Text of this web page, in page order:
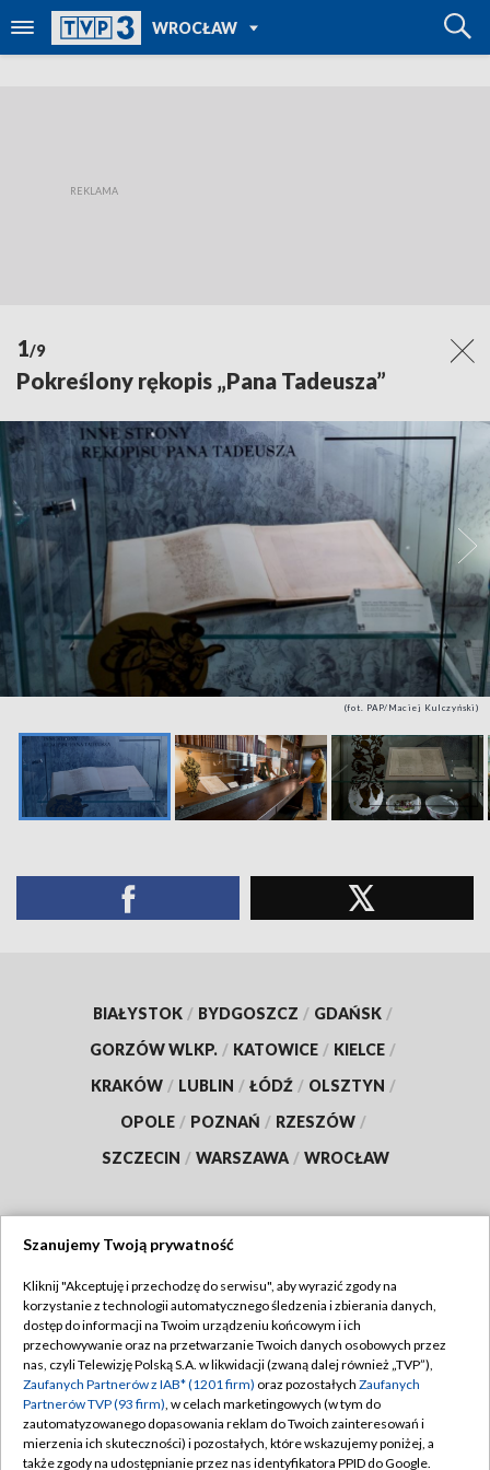
WROCŁAW
TVP REGIONY
1/9
Pokreślony rękopis „Pana Tadeusza”
(fot. PAP/Maciej Kulczyński)
BIAŁYSTOK / BYDGOSZCZ / GDAŃSK /
GORZÓW WLKP. / KATOWICE / KIELCE /
KRAKÓW / LUBLIN / ŁÓDŹ / OLSZTYN /
OPOLE / POZNAŃ / RZESZÓW /
SZCZECIN / WARSZAWA / WROCŁAW
TVP
Abonament TVP
Emisja w TVP
Centrum informacji TVP
Naziemna Telewizja Cyfrowa
Regulamin TVP
Polityka prywatności
Moje zgody
Pomoc
Szanujemy Twoją prywatność
Kliknij "Akceptuję i przechodzę do serwisu", aby wyrazić zgody na
korzystanie z technologii automatycznego śledzenia i zbierania danych,
dostęp do informacji na Twoim urządzeniu końcowym i ich
przechowywanie oraz na przetwarzanie Twoich danych osobowych przez
nas, czyli Telewizję Polską S.A. w likwidacji (zwaną dalej również „TVP”),
Zaufanych Partnerów z IAB* (1201 firm) oraz pozostałych Zaufanych
Partnerów TVP (93 firm), w celach marketingowych (w tym do
zautomatyzowanego dopasowania reklam do Twoich zainteresowań i
mierzenia ich skuteczności) i pozostałych, które wskazujemy poniżej, a
także zgody na udostępnianie przez nas identyfikatora PPID do Google.